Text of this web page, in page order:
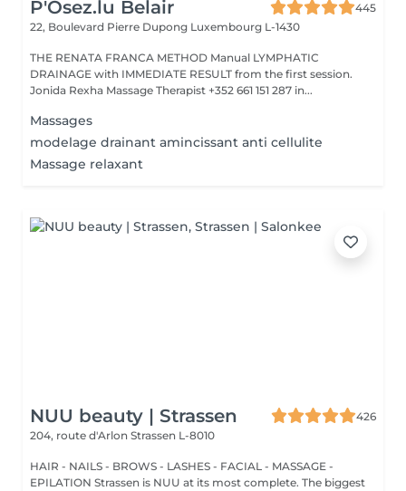
P'Osez.lu Belair
445
22, Boulevard Pierre Dupong Luxembourg L-1430
THE RENATA FRANCA METHOD Manual LYMPHATIC
DRAINAGE with IMMEDIATE RESULT from the first session.
Jonida Rexha Massage Therapist +352 661 151 287 in...
Massages
modelage drainant amincissant anti cellulite
Massage relaxant
NUU beauty | Strassen
426
204, route d'Arlon Strassen L-8010
HAIR - NAILS - BROWS - LASHES - FACIAL - MASSAGE -
EPILATION Strassen is NUU at its most complete. The biggest